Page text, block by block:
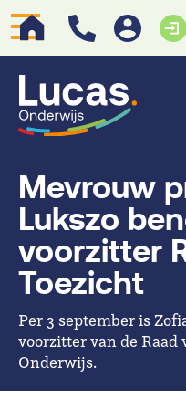
Mevrouw
Lukszo
voorzitter
Toezicht
Per 3 september is
voorzitter van de Raad
Onderwijs.